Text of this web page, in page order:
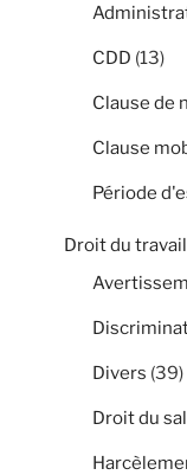
CDD (13)
Clause de
Clause
Période
Droit du
Divers (39)
Droit du